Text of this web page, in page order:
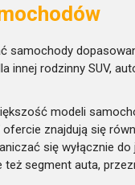
samochody
innej rodzinny SUV,
modeli
znajdują się
się wyłącznie
segment auta,